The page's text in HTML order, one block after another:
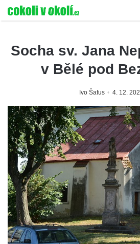
Socha sv. Jana
v Bělé pod
Ivo Šafus 4. 12.